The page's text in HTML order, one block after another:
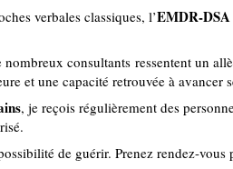
verbales classiques, l’EMDR-DSA
nombreux consultants ressentent un
et une capacité retrouvée à avancer
, je reçois régulièrement des
de guérir. Prenez rendez-vous